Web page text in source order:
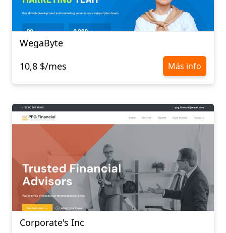
WegaByte
10,8 $/mes
Más info
Corporate's Inc